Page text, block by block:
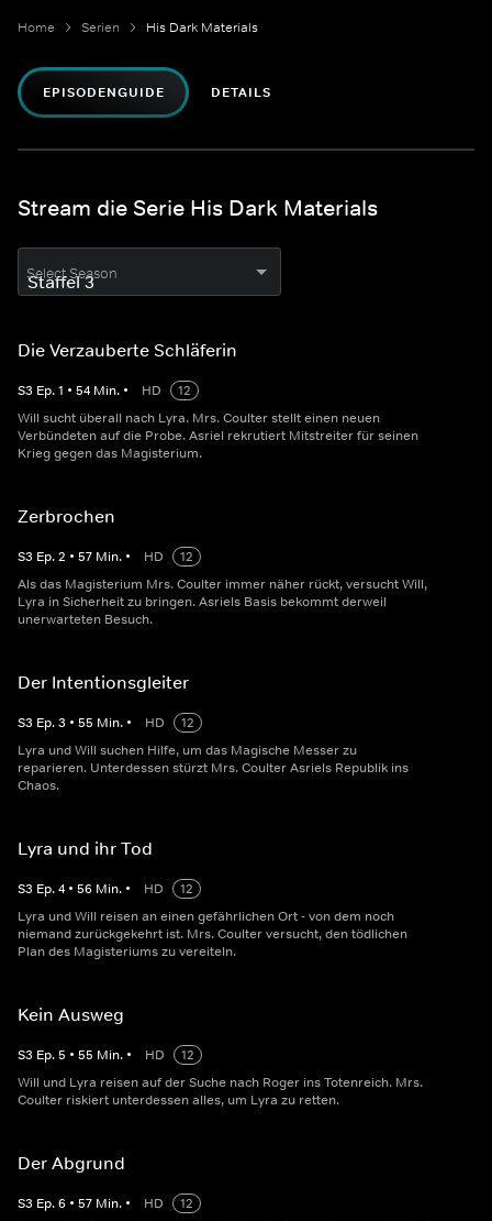
Home Serien His Dark Materials
EPISODENGUIDE DETAILS
Stream die Serie His Dark Materials
Select Season
Die Verzauberte Schläferin
S3 Ep.1 • 54 Min. • HD
12
Will sucht überall nach Lyra. Mrs. Coulter stellt einen neuen
Verbündeten auf die Probe. Asriel rekrutiert Mitstreiter für seinen
Krieg gegen das Magisterium.
Zerbrochen
S3 Ep.2 • 57 Min. • HD
12
Als das Magisterium Mrs. Coulter immer näher rückt, versucht Will,
Lyra in Sicherheit zu bringen. Asriels Basis bekommt derweil
unerwarteten Besuch.
Der Intentionsgleiter
S3 Ep.3 • 55 Min. • HD
12
Lyra und Will suchen Hilfe, um das Magische Messer zu
reparieren. Unterdessen stürzt Mrs. Coulter Asriels Republik ins
Chaos.
Lyra und ihr Tod
S3 Ep.4 • 56 Min. • HD
12
Lyra und Will reisen an einen gefährlichen Ort - von dem noch
niemand zurückgekehrt ist. Mrs. Coulter versucht, den tödlichen
Plan des Magisteriums zu vereiteln.
Kein Ausweg
S3 Ep.5 • 55 Min. • HD
12
Will und Lyra reisen auf der Suche nach Roger ins Totenreich. Mrs.
Coulter riskiert unterdessen alles, um Lyra zu retten.
Der Abgrund
S3 Ep.6 • 57 Min. • HD
12